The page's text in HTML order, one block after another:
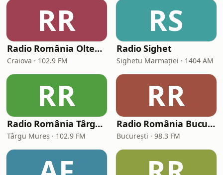
RR
Radio România Oltenia-Craiova
Craiova · 102.9 FM
RS
Radio Sighet
Sighetu Marmației · 1404 AM
RR
Radio România Târgu Mureș
Târgu Mureș · 102.9 FM
RR
Radio România București FM
București · 98.3 FM